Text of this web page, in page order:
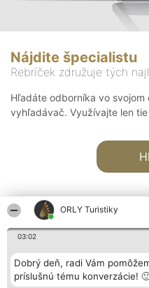
ORLY Turistiky
03:02
Dobrý deň, radi Vám
príslušnú tému konverzácie!
Nájdite špecialistu
Rebríček združuje tých
Hľadáte odborníka vo svojom
vyhľadávač. Využívajte len
Organizátor hodnotenia
Bright Side Solutions sp. z o.
o. sp. k.
Lista